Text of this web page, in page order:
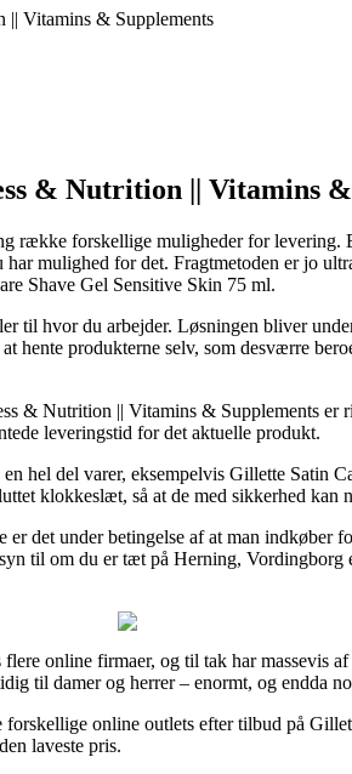
|| Vitamins & Supplements
& Nutrition || Vitamins
række forskellige muligheder for levering.
mulighed for det. Fragtmetoden er jo
Shave Gel Sensitive Skin 75 ml.
til hvor du arbejder. Løsningen bliver
hente produkterne selv, som desværre
& Nutrition || Vitamins & Supplements er
leveringstid for det aktuelle produkt.
hel del varer, eksempelvis Gillette Satin
klokkeslæt, så at de med sikkerhed kan
det under betingelse af at man indkøber
til om du er tæt på Herning,
online firmaer, og til tak har massevis
til damer og herrer – enormt, og endda
online outlets efter tilbud på
laveste pris.